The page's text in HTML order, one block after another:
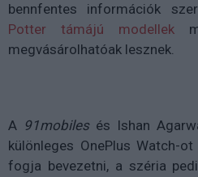
bennfentes információk
Potter támájú modellek
megvásárolhatóak lesznek.
A 91mobilesés Ishan
különleges OnePlus Watch-
fogja bevezetni, a széria